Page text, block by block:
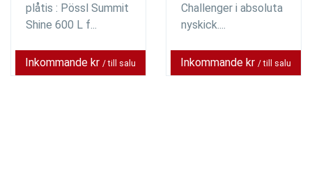
plåtis : Pössl Summit
Shine 600 L f...
Inkommande kr / till salu
Challenger i absoluta
nyskick....
Inkommande kr / till salu